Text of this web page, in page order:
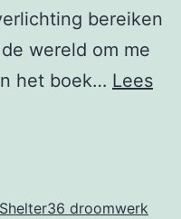
bereiken
wereld om me
het boek… Lees
Shelter36 droomwerk